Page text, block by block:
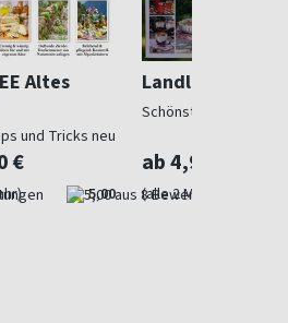
Altes
und Tricks neu
€
5,00
Landlust
Schönstes Landleben
ab 4,97 €
(alle 2 Monate)